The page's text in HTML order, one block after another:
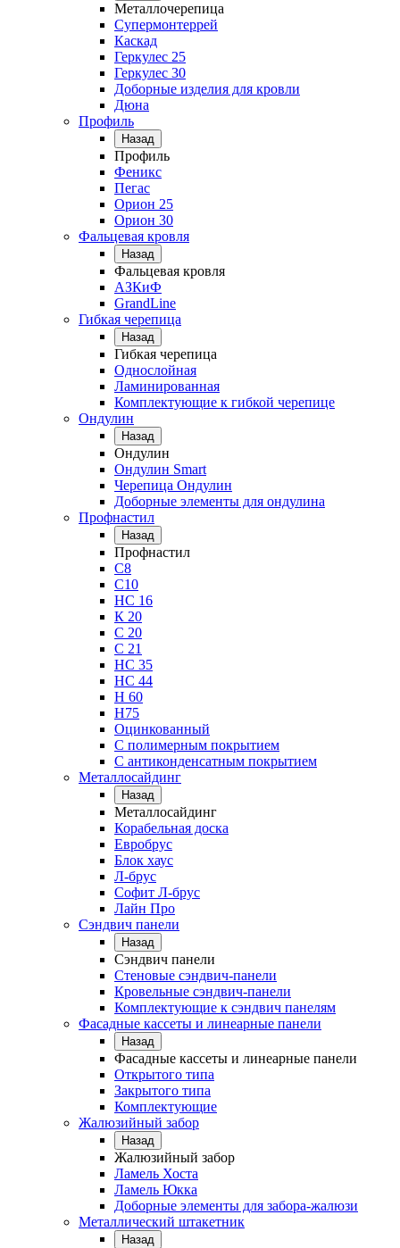
Металлочерепица
Супермонтеррей
Каскад
Геркулес 25
Геркулес 30
Доборные изделия для кровли
Дюна
Профиль
Назад
Профиль
Феникс
Пегас
Орион 25
Орион 30
Фальцевая кровля
Назад
Фальцевая кровля
АЗКиФ
GrandLine
Гибкая черепица
Назад
Гибкая черепица
Однослойная
Ламинированная
Комплектующие к гибкой черепице
Ондулин
Назад
Ондулин
Ондулин Smart
Черепица Ондулин
Доборные элементы для ондулина
Профнастил
Назад
Профнастил
С8
С10
НС 16
К 20
С 20
С 21
НС 35
НС 44
Н 60
Н75
Оцинкованный
С полимерным покрытием
С антиконденсатным покрытием
Металлосайдинг
Назад
Металлосайдинг
Корабельная доска
Евробрус
Блок хаус
Л-брус
Софит Л-брус
Лайн Про
Сэндвич панели
Назад
Сэндвич панели
Стеновые сэндвич-панели
Кровельные сэндвич-панели
Комплектующие к сэндвич панелям
Фасадные кассеты и линеарные панели
Назад
Фасадные кассеты и линеарные панели
Открытого типа
Закрытого типа
Комплектующие
Жалюзийный забор
Назад
Жалюзийный забор
Ламель Хоста
Ламель Юкка
Доборные элементы для забора-жалюзи
Металлический штакетник
Назад